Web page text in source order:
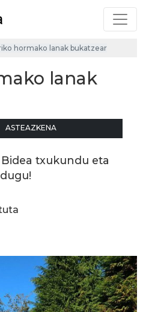
hormako lanak bukatzear
lanak
ASTEAZKENA
txukundu eta